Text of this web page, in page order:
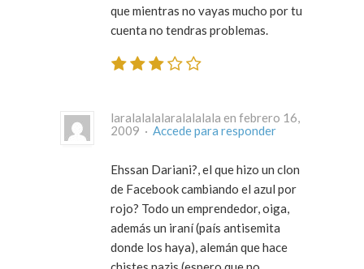
que mientras no vayas mucho por tu
cuenta no tendras problemas.
laralalalalaralalalala en febrero 16,
2009 · Accede para responder
Ehssan Dariani?, el que hizo un clon
de Facebook cambiando el azul por
rojo? Todo un emprendedor, oiga,
además un iraní (país antisemita
donde los haya), alemán que hace